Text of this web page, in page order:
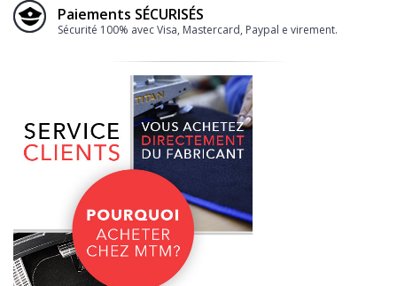
Paiements SÉCURISÉS
Sécurité 100% avec Visa, Mastercard, Paypal e virement.